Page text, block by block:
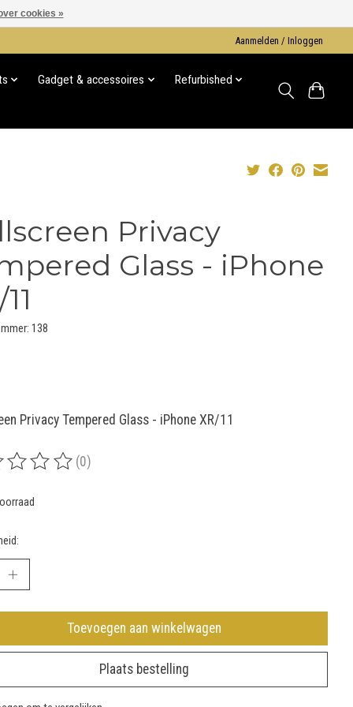
Aanmelden / Inloggen
Gadget & accessoires Refurbished
Privacy
Glass - iPhone
138
Privacy Tempered Glass - iPhone XR/11
van dit product is
(0)
Toevoegen aan winkelwagen
Plaats bestelling
cookies »